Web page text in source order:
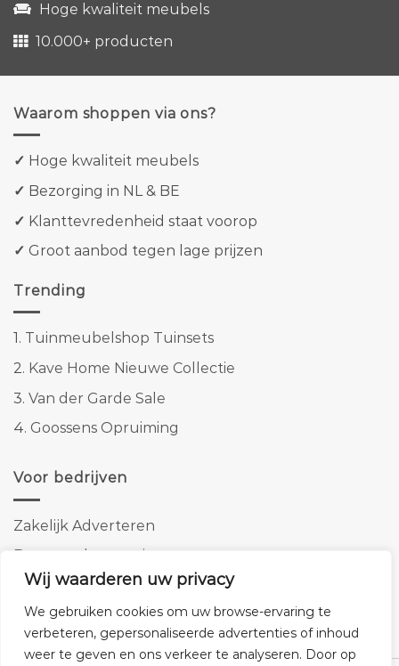
Wij waarderen uw privacy
We gebruiken cookies om uw browse-ervaring te
verbeteren, gepersonaliseerde advertenties of inhoud
weer te geven en ons verkeer te analyseren. Door op
Hoge kwaliteit meubels
10.000+ producten
Waarom shoppen via ons?
✓ Hoge kwaliteit meubels
✓ Bezorging in NL & BE
✓ Klanttevredenheid staat voorop
✓ Groot aanbod tegen lage prijzen
Trending
1. Tuinmeubelshop Tuinsets
2. Kave Home Nieuwe Collectie
3. Van der Garde Sale
4. Goossens Opruiming
Voor bedrijven
Zakelijk Adverteren
Banner advertenties
Linkbuilding
SEO copywriting